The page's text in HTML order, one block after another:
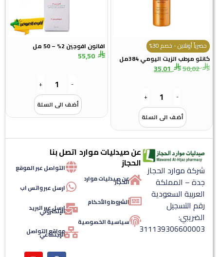
حصرياً أونلاين - خصم 30%
كانتو مرطب الزيت اليومي 384مل
50,02
35,01
-
+
أضف الى السلة
افالون افوجين 2% – 50 مل
55,50
-
+
أضف الى السلة
شركة موارد الحجاز
جدة – المملكة
العربية السعودية
رقم التسجيل
الضريبي:
311139306600003
عن صيدليات موارد
الحجاز
عن صيدليات موارد
الحجاز
الشروط والأحكام
سياسية الخصوصية
اتصل بنا
التواصل عبر الموقع
ارسل عبر واتس اب
ارسل عبر البريد
الإلكتروني
مواقع التواصل
الإجتماعي